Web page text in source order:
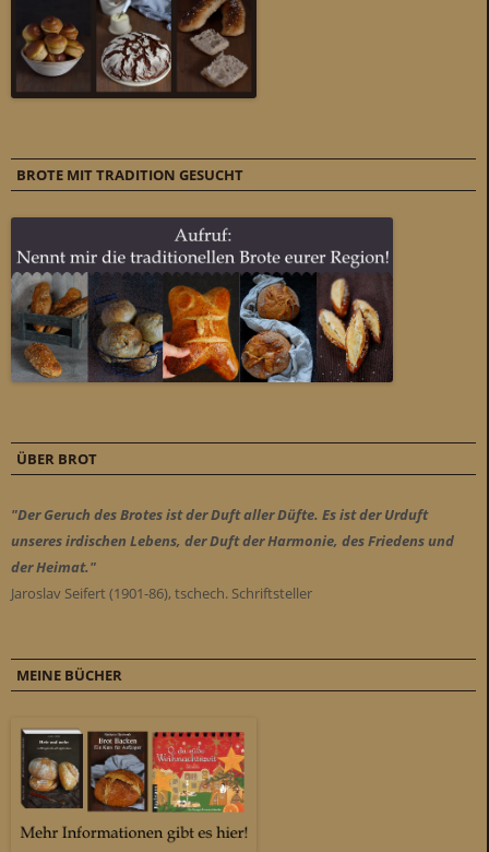
BROTE MIT TRADITION GESUCHT
ÜBER BROT
"Der Geruch des Brotes ist der Duft aller Düfte. Es ist der Urduft
unseres irdischen Lebens, der Duft der Harmonie, des Friedens und
der Heimat."
Jaroslav Seifert (1901-86), tschech. Schriftsteller
MEINE BÜCHER